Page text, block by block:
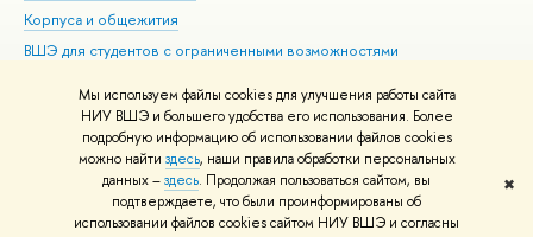
Мы используем файлы cookies для улучшения работы сайта
НИУ ВШЭ и большего удобства его использования. Более
подробную информацию об использовании файлов cookies
можно найти здесь, наши правила обработки персональных
данных –здесь. Продолжая пользоваться сайтом, вы
подтверждаете, что были проинформированы об
использовании файлов cookies сайтом НИУ ВШЭ и согласны
✖
Корпуса и общежития
ВШЭ для студентов с ограниченными возможностями
Единая платежная страница
© НИУ ВШЭ 1993–2026 Условия использования материалов Адреса